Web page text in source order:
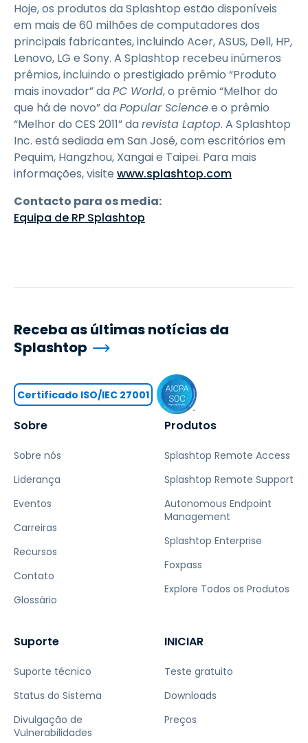
Hoje, os produtos da Splashtop estão disponíveis
em mais de 60 milhões de computadores dos
principais fabricantes, incluindo Acer, ASUS, Dell, HP,
Lenovo, LG e Sony. A Splashtop recebeu inúmeros
prêmios, incluindo o prestigiado prêmio “Produto
mais inovador” daPC World, o prêmio “Melhor do
que há de novo” daPopular Sciencee o prêmio
“Melhor do CES 2011” darevista Laptop. A Splashtop
Inc. está sediada em San José, com escritórios em
Pequim, Hangzhou, Xangai e Taipei. Para mais
informações, visite www.splashtop.com
Contacto para os media:
Equipa de RP Splashtop
Sobre
Sobre nós
Liderança
Eventos
Carreiras
Recursos
Contato
Glossário
Produtos
Splashtop Remote Access
Splashtop Remote Support
Autonomous Endpoint
Management
Splashtop Enterprise
Foxpass
Explore Todos os Produtos
Suporte
Suporte técnico
Status do Sistema
Divulgação de
Vulnerabilidades
INICIAR
Teste gratuito
Downloads
Preços
Receba as últimas notícias da
Splashtop
Certificado ISO/IEC 27001